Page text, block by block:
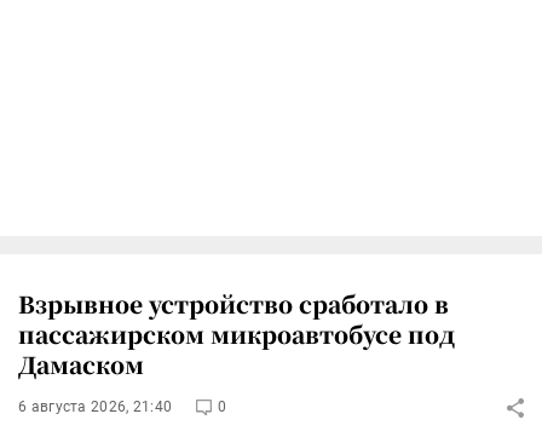
Взрывное устройство сработало в
пассажирском микроавтобусе под
Дамаском
6 августа 2026, 21:40 0